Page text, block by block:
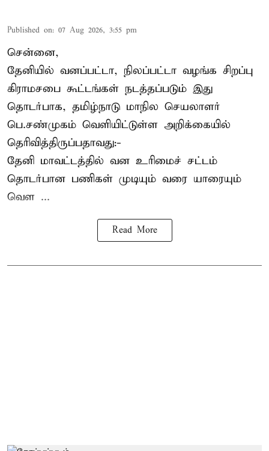
Published on: 07 Aug 2026, 3:55 pm
சென்னை,
தேனியில் வனப்பட்டா, நிலப்பட்டா வழங்க சிறப்பு
கிராமசபை கூட்டங்கள் நடத்தப்படும் இது
தொடர்பாக, தமிழ்நாடு மாநில செயலாளர்
பெ.சண்முகம் வெளியிட்டுள்ள அறிக்கையில்
தெரிவித்திருப்பதாவது:-
தேனி மாவட்டத்தில் வன உரிமைச் சட்டம்
தொடர்பான பணிகள் முடியும் வரை யாரையும்
வெள ...
Read More